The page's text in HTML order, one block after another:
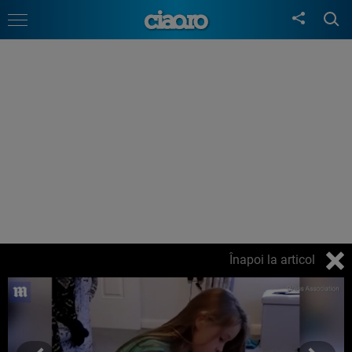
Înapoi la articol